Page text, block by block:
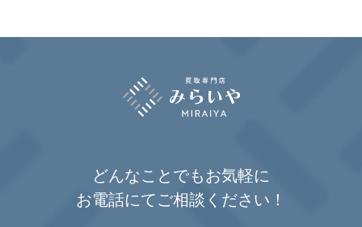
どんなことでもお気軽に
お電話にてご相談ください！